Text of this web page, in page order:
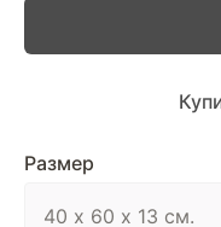
Размер